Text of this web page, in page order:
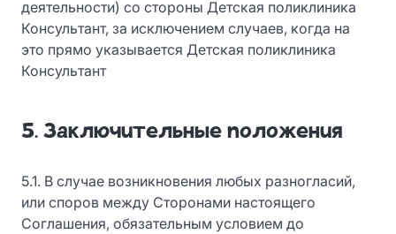
деятельности) со стороны Детская поликлиника
Консультант, за исключением случаев, когда на
это прямо указывается Детская поликлиника
Консультант
5. Заключительные положения
5.1. В случае возникновения любых разногласий,
или споров между Сторонами настоящего
Соглашения, обязательным условием до